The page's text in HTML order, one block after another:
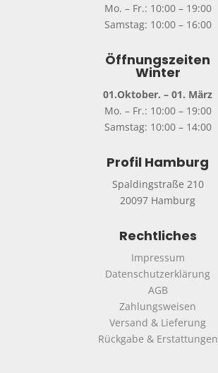
Mo. – Fr.: 10:00 – 19:00
Samstag: 10:00 – 16:00
Öffnungszeiten
Winter
01.Oktober. – 01. März
Mo. – Fr.: 10:00 – 19:00
Samstag: 10:00 – 14:00
Profil Hamburg
Spaldingstraße 210
20097 Hamburg
Rechtliches
Impressum
Datenschutzerklärung
AGB
Zahlungsweisen
Versand & Lieferung
Rückgabe & Erstattungen